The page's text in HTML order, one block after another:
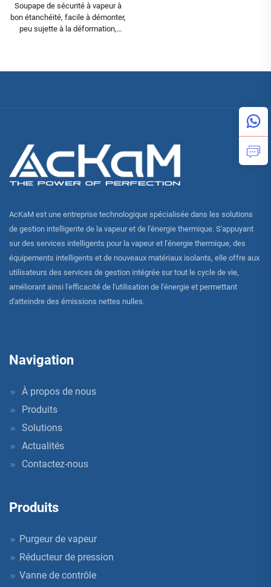
Soupape de sécurité à vapeur à
bon étanchéité, facile à démonter,
peu sujette à la déformation,
AcKaM est une entreprise technologique spécialisée dans les solutions
de gestion intelligente de la vapeur et de l'énergie thermique. S'appuyant
sur des services intelligents pour la vapeur et l'énergie thermique, des
équipements intelligents et de nouveaux matériaux isolants, elle offre aux
utilisateurs des services de gestion intégrée sur tout le cycle de vie,
améliorant ainsi l'efficacité de l'utilisation de l'énergie et permettant
d'atteindre des émissions nettes nulles.
Navigation
À propos de nous
Produits
Solutions
Actualités
Contactez-nous
Produits
Purgeur de vapeur
Réducteur de pression
Vanne de contrôle